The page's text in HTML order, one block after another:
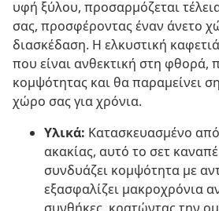
υφή ξύλου, προσαρμόζεται
σας, προσφέροντας έναν άνετο
διασκέδαση. Η ελκυστική
που είναι ανθεκτική στη φθορά,
κομψότητας και θα παραμείνει
χώρο σας για χρόνια.
Υλικά: Κατασκευασμένο
ακακίας, αυτό το σετ
συνδυάζει κομψότητα με
εξασφαλίζει μακροχρόνια